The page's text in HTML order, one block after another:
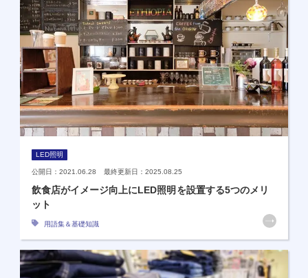
LED照明
公開日：2021.06.28 最終更新日：2025.08.25
飲食店がイメージ向上にLED照明を設置する5つのメリ
ット
用語集＆基礎知識